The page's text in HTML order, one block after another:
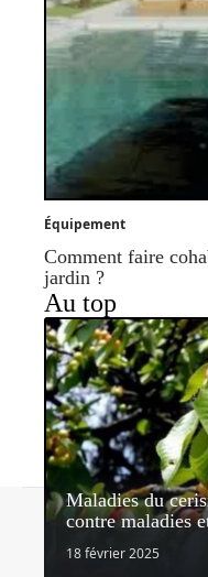
Équipement
Comment faire
jardin ?
Au top
Maladies du
contre maladies
18 février 2025© 2026 |
Contact